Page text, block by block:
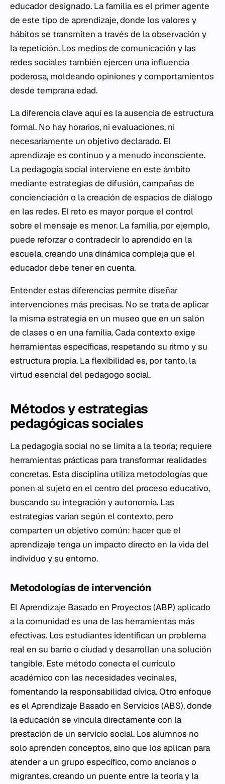
educador designado. La familia es el primer agente
de este tipo de aprendizaje, donde los valores y
hábitos se transmiten a través de la observación y
la repetición. Los medios de comunicación y las
redes sociales también ejercen una influencia
poderosa, moldeando opiniones y comportamientos
desde temprana edad.
La diferencia clave aquí es la ausencia de estructura
formal. No hay horarios, ni evaluaciones, ni
necesariamente un objetivo declarado. El
aprendizaje es continuo y a menudo inconsciente.
La pedagogía social interviene en este ámbito
mediante estrategias de difusión, campañas de
concienciación o la creación de espacios de diálogo
en las redes. El reto es mayor porque el control
sobre el mensaje es menor. La familia, por ejemplo,
puede reforzar o contradecir lo aprendido en la
escuela, creando una dinámica compleja que el
educador debe tener en cuenta.
Entender estas diferencias permite diseñar
intervenciones más precisas. No se trata de aplicar
la misma estrategia en un museo que en un salón
de clases o en una familia. Cada contexto exige
herramientas específicas, respetando su ritmo y su
estructura propia. La flexibilidad es, por tanto, la
virtud esencial del pedagogo social.
Métodos y estrategias
pedagógicas sociales
La pedagogía social no se limita a la teoría; requiere
herramientas prácticas para transformar realidades
concretas. Esta disciplina utiliza metodologías que
ponen al sujeto en el centro del proceso educativo,
buscando su integración y autonomía. Las
estrategias varían según el contexto, pero
comparten un objetivo común: hacer que el
aprendizaje tenga un impacto directo en la vida del
individuo y su entorno.
Metodologías de intervención
El Aprendizaje Basado en Proyectos (ABP) aplicado
a la comunidad es una de las herramientas más
efectivas. Los estudiantes identifican un problema
real en su barrio o ciudad y desarrollan una solución
tangible. Este método conecta el currículo
académico con las necesidades vecinales,
fomentando la responsabilidad cívica. Otro enfoque
es el Aprendizaje Basado en Servicios (ABS), donde
la educación se vincula directamente con la
prestación de un servicio social. Los alumnos no
solo aprenden conceptos, sino que los aplican para
atender a un grupo específico, como ancianos o
migrantes, creando un puente entre la teoría y la